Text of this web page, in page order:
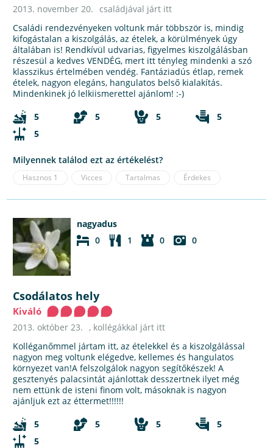
2013. november 20.
családjával járt itt
Családi rendezvényeken voltunk már többször is, mindig
kifogástalan a kiszolgálás, az ételek, a körülmények úgy
általában is! Rendkívül udvarias, figyelmes kiszolgálásban
részesül a kedves VENDÉG, mert itt tényleg mindenki a szó
klasszikus értelmében vendég. Fantáziadús étlap, remek
ételek, nagyon elegáns, hangulatos belső kialakítás.
Mindenkinek jó lelkiismerettel ajánlom! :-)
5
5 5
5
5
Milyennek találod ezt az értékelést?
Hasznos 1 Vicces Tartalmas Érdekes
nagyadus
0
1 0 0
Csodálatos hely
Kiváló
2013. október 23.
, kollégákkal járt itt
Kolléganőmmel jártam itt, az ételekkel és a kiszolgálással
nagyon meg voltunk elégedve, kellemes és hangulatos
környezet van!A felszolgálok nagyon segítőkészek! A
gesztenyés palacsintát ajánlottak desszertnek ilyet még
nem ettünk de isteni finom volt, másoknak is nagyon
ajánljuk ezt az éttermet!!!!!!
5
5 5
5
5